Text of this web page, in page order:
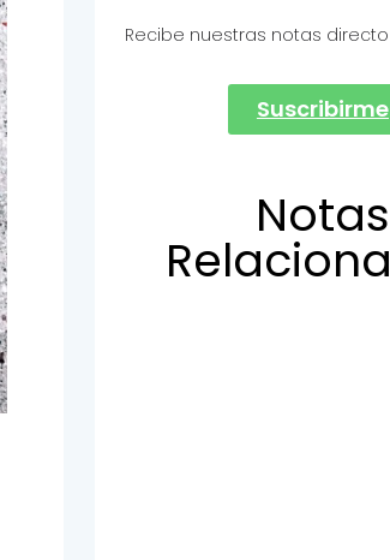
Recibe nuestras notas
Suscribirme
Notas